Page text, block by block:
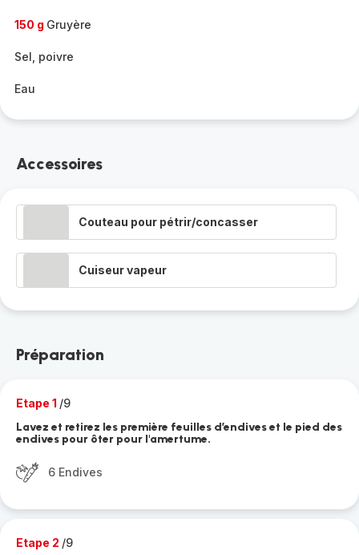
150 g Gruyère
Sel, poivre
Eau
Accessoires
Couteau pour pétrir/concasser
Cuiseur vapeur
Préparation
Etape 1 /9
Lavez et retirez les première feuilles d’endives et le pied des
endives pour ôter pour l'amertume.
6 Endives
Etape 2 /9